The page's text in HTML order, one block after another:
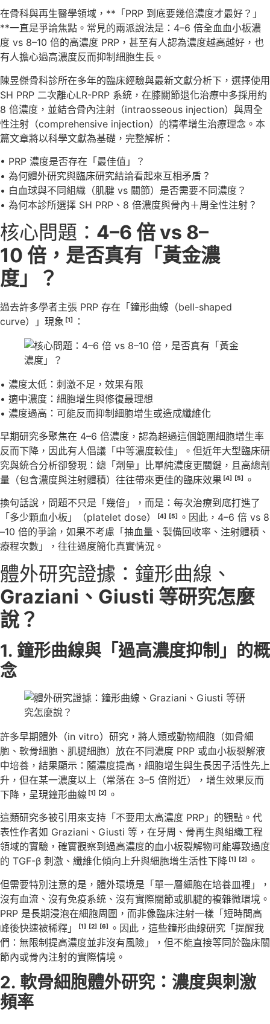
在骨科與再生醫學領域，**「PRP 到底要幾倍濃度才最好？」
**一直是爭論焦點。常見的兩派說法是：4–6 倍全血血小板濃
度 vs 8–10 倍的高濃度 PRP，甚至有人認為濃度越高越好，也
有人擔心過高濃度反而抑制細胞生長。
陳昱傑骨科診所在多年的臨床經驗與最新文獻分析下，選擇使用
SH PRP 二次離心LR-PRP 系統，在膝關節退化治療中多採用約
8 倍濃度，並結合骨內注射（intraosseous injection）與周全
性注射（comprehensive injection）的精準增生治療理念。本
篇文章將以科學文獻為基礎，完整解析：
• PRP 濃度是否存在「最佳值」？
• 為何體外研究與臨床研究結論看起來互相矛盾？
• 白血球與不同組織（肌腱 vs 關節）是否需要不同濃度？
• 為何本診所選擇 SH PRP、8 倍濃度與骨內＋周全性注射？
核心問題： 4–6 倍 vs 8–
10 倍，是否真有「黃金濃
度」？
過去許多學者主張 PRP 存在「鐘形曲線（bell-shaped
curve）」現象 [1] ：
• 濃度太低：刺激不足，效果有限
• 適中濃度：細胞增生與修復最理想
• 濃度過高：可能反而抑制細胞增生或造成纖維化
早期研究多聚焦在 4–6 倍濃度，認為超過這個範圍細胞增生率
反而下降，因此有人倡議「中等濃度較佳」。但近年大型臨床研
究與統合分析卻發現：總「劑量」比單純濃度更關鍵，且高總劑
量（包含濃度與注射體積）往往帶來更佳的臨床效果 [4] [5]
。
換句話說，問題不只是「幾倍」，而是：每次治療到底打進了
「多少顆血小板」（platelet dose）
[4] [5]
。因此，4–6 倍 vs 8
–10 倍的爭論，如果不考慮「抽血量、製備回收率、注射體積、
療程次數」，往往過度簡化真實情況。
體外研究證據：鐘形曲線、
Graziani、Giusti 等研究怎麼
說？
1. 鐘形曲線與「過高濃度抑制」的概
念
許多早期體外（in vitro）研究，將人類或動物細胞（如骨細
胞、軟骨細胞、肌腱細胞）放在不同濃度 PRP 或血小板裂解液
中培養，結果顯示：隨濃度提高，細胞增生與生長因子活性先上
升，但在某一濃度以上（常落在 3–5 倍附近），增生效果反而
下降，呈現鐘形曲線 [1] [2]
。
這類研究多被引用來支持「不要用太高濃度 PRP」的觀點。代
表性作者如 Graziani、Giusti 等，在牙周、骨再生與組織工程
領域的實驗，確實觀察到過高濃度的血小板裂解物可能導致過度
的 TGF-β 刺激、纖維化傾向上升與細胞增生活性下降 [1] [2]
。
但需要特別注意的是，體外環境是「單一層細胞在培養皿裡」，
沒有血流、沒有免疫系統、沒有實際關節或肌腱的複雜微環境。
PRP 是長期浸泡在細胞周圍，而非像臨床注射一樣「短時間高
峰後快速被稀釋」
[1] [2] [6]
。因此，這些鐘形曲線研究「提醒我
們：無限制提高濃度並非沒有風險」，但不能直接等同於臨床關
節內或骨內注射的實際情境。
2. 軟骨細胞體外研究：濃度與刺激
頻率